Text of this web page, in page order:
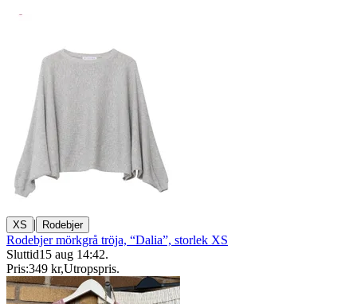
XS | Rodebjer
Rodebjer mörkgrå tröja, “Dalia”, storlek XS
Sluttid15 aug 14:42.
Pris:349 kr,Utropspris.